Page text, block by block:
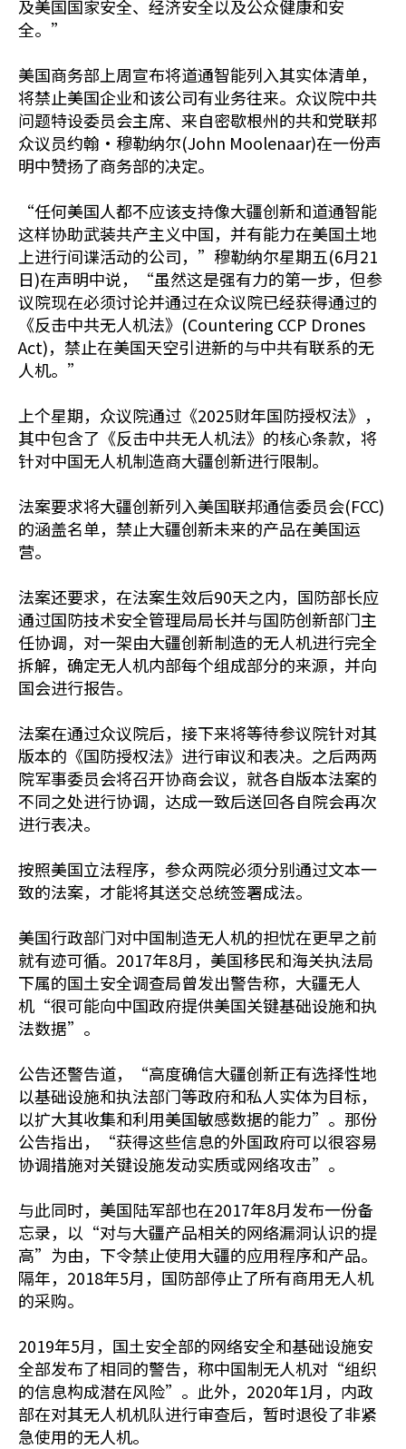
及美国国家安全、经济安全以及公众健康和安
全。”
美国商务部上周宣布将道通智能列入其实体清单，
将禁止美国企业和该公司有业务往来。众议院中共
问题特设委员会主席、来自密歇根州的共和党联邦
众议员约翰·穆勒纳尔(John Moolenaar)在一份声
明中赞扬了商务部的决定。
“任何美国人都不应该支持像大疆创新和道通智能
这样协助武装共产主义中国，并有能力在美国土地
上进行间谍活动的公司，”穆勒纳尔星期五(6月21
日)在声明中说，“虽然这是强有力的第一步，但参
议院现在必须讨论并通过在众议院已经获得通过的
《反击中共无人机法》(Countering CCP Drones
Act)，禁止在美国天空引进新的与中共有联系的无
人机。”
上个星期，众议院通过《2025财年国防授权法》，
其中包含了《反击中共无人机法》的核心条款，将
针对中国无人机制造商大疆创新进行限制。
法案要求将大疆创新列入美国联邦通信委员会(FCC)
的涵盖名单，禁止大疆创新未来的产品在美国运
营。
法案还要求，在法案生效后90天之内，国防部长应
通过国防技术安全管理局局长并与国防创新部门主
任协调，对一架由大疆创新制造的无人机进行完全
拆解，确定无人机内部每个组成部分的来源，并向
国会进行报告。
法案在通过众议院后，接下来将等待参议院针对其
版本的《国防授权法》进行审议和表决。之后两两
院军事委员会将召开协商会议，就各自版本法案的
不同之处进行协调，达成一致后送回各自院会再次
进行表决。
按照美国立法程序，参众两院必须分别通过文本一
致的法案，才能将其送交总统签署成法。
美国行政部门对中国制造无人机的担忧在更早之前
就有迹可循。2017年8月，美国移民和海关执法局
下属的国土安全调查局曾发出警告称，大疆无人
机“很可能向中国政府提供美国关键基础设施和执
法数据”。
公告还警告道，“高度确信大疆创新正有选择性地
以基础设施和执法部门等政府和私人实体为目标，
以扩大其收集和利用美国敏感数据的能力”。那份
公告指出，“获得这些信息的外国政府可以很容易
协调措施对关键设施发动实质或网络攻击”。
与此同时，美国陆军部也在2017年8月发布一份备
忘录，以“对与大疆产品相关的网络漏洞认识的提
高”为由，下令禁止使用大疆的应用程序和产品。
隔年，2018年5月，国防部停止了所有商用无人机
的采购。
2019年5月，国土安全部的网络安全和基础设施安
全部发布了相同的警告，称中国制无人机对“组织
的信息构成潜在风险”。此外，2020年1月，内政
部在对其无人机机队进行审查后，暂时退役了非紧
急使用的无人机。